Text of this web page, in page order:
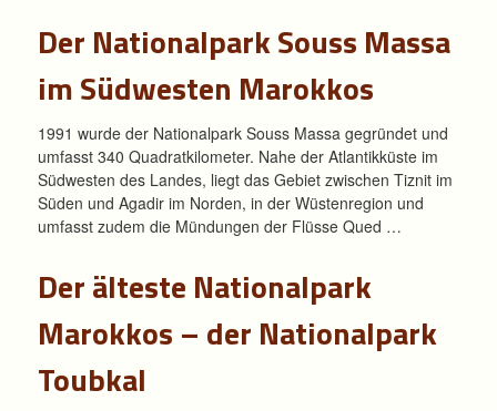
Der Nationalpark Souss Massa
im Südwesten Marokkos
1991 wurde der Nationalpark Souss Massa gegründet und
umfasst 340 Quadratkilometer. Nahe der Atlantikküste im
Südwesten des Landes, liegt das Gebiet zwischen Tiznit im
Süden und Agadir im Norden, in der Wüstenregion und
umfasst zudem die Mündungen der Flüsse Qued …
Der älteste Nationalpark
Marokkos – der Nationalpark
Toubkal